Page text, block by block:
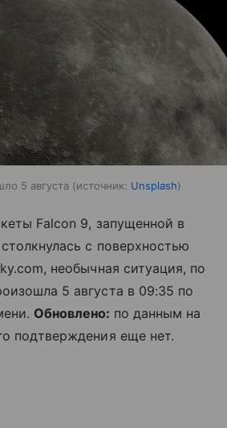
5 августа источник: Unsplash
Falcon 9, запущенной в
с поверхностью
необычная ситуация, по
5 августа в 09:35 по
Обновлено: по данным на
подтверждения еще нет.